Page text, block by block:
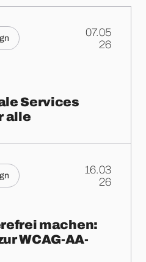
07.05
.
26
Services
alle
16.03
.
26
machen:
WCAG-AA-